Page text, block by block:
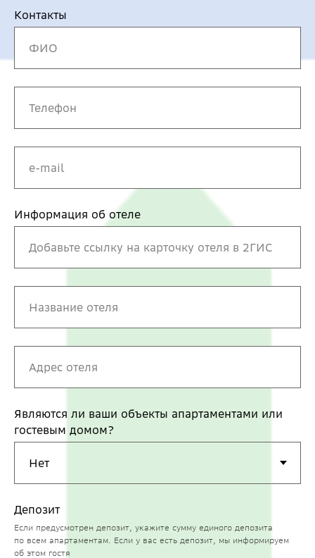
Контакты
Информация об отеле
Являются ли ваши объекты апартаментами или
гостевым домом?
Депозит
Если предусмотрен депозит, укажите сумму единого депозита
по всем апартаментам. Если у вас есть депозит, мы информируем
об этом гостя